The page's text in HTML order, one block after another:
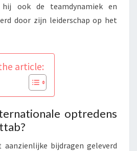
hij ook de teamdynamiek en
door zijn leiderschap op het
article:
optredens
aanzienlijke bijdragen geleverd